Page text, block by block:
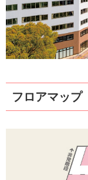
フロアマップ